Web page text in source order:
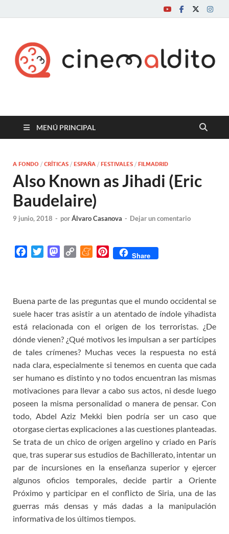
Cine maldito
MENÚ PRINCIPAL
A FONDO / CRÍTICAS / ESPAÑA / FESTIVALES / FILMADRID
Also Known as Jihadi (Eric
Baudelaire)
9 junio, 2018 - porÁlvaro Casanova - Dejar un comentario
b
o
o
k
t
e
r
M
o
d
o
n
L
i
n
k
M
a
m
e
P
e
r
e
s
t
Share
Buena parte de las preguntas que el mundo occidental se
suele hacer tras asistir a un atentado de índole yihadista
está relacionada con el origen de los terroristas. ¿De
dónde vienen? ¿Qué motivos les impulsan a ser partícipes
de tales crímenes? Muchas veces la respuesta no está
nada clara, especialmente si tenemos en cuenta que cada
ser humano es distinto y no todos encuentran las mismas
motivaciones para llevar a cabo sus actos, ni desde luego
poseen la misma personalidad o manera de pensar. Con
todo, Abdel Aziz Mekki bien podría ser un caso que
otorgase ciertas explicaciones a las cuestiones planteadas.
Se trata de un chico de origen argelino y criado en París
que, tras superar sus estudios de Bachillerato, intentar un
par de incursiones en la enseñanza superior y ejercer
algunos oficios temporales, decide partir a Oriente
Próximo y participar en el conflicto de Siria, una de las
guerras más densas y más dadas a la manipulación
informativa de los últimos tiempos.